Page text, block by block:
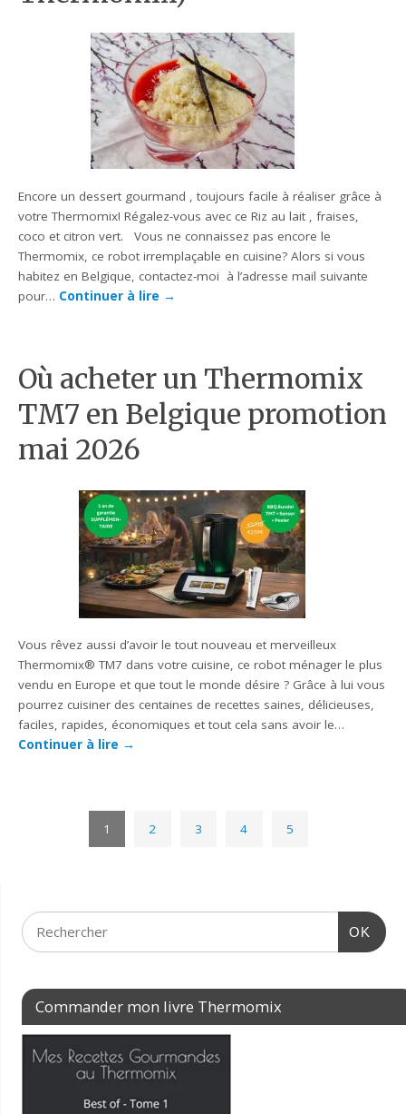
Encore un dessert gourmand , toujours facile à réaliser grâce à
votre Thermomix! Régalez-vous avec ce Riz au lait , fraises,
coco et citron vert. Vous ne connaissez pas encore le
Thermomix, ce robot irremplaçable en cuisine? Alors si vous
habitez en Belgique, contactez-moi à l’adresse mail suivante
pour… Continuer à lire →
Où acheter un Thermomix
TM7 en Belgique promotion
mai 2026
Vous rêvez aussi d’avoir le tout nouveau et merveilleux
Thermomix® TM7 dans votre cuisine, ce robot ménager le plus
vendu en Europe et que tout le monde désire ? Grâce à lui vous
pourrez cuisiner des centaines de recettes saines, délicieuses,
faciles, rapides, économiques et tout cela sans avoir le…
Continuer à lire →
1 2 3 4 5
OK
Commander mon livre Thermomix